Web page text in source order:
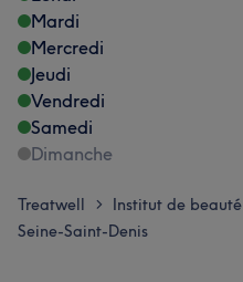
Mardi
Mercredi
Jeudi
Vendredi
Samedi
Dimanche
Treatwell > Institut de beauté
Seine-Saint-Denis